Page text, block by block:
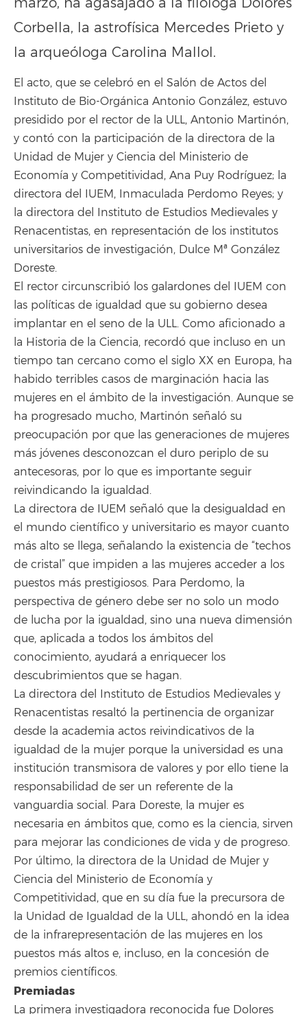
Corbella, la astrofísica Mercedes Prieto y
la arqueóloga Carolina Mallol.
El acto, que se celebró en el Salón de Actos del
Instituto de Bio-Orgánica Antonio González, estuvo
presidido por el rector de la ULL, Antonio Martinón,
y contó con la participación de la directora de la
Unidad de Mujer y Ciencia del Ministerio de
Economía y Competitividad, Ana Puy Rodríguez; la
directora del IUEM, Inmaculada Perdomo Reyes; y
la directora del Instituto de Estudios Medievales y
Renacentistas, en representación de los institutos
universitarios de investigación, Dulce Mª González
Doreste.
El rector circunscribió los galardones del IUEM con
las políticas de igualdad que su gobierno desea
implantar en el seno de la ULL. Como aficionado a
la Historia de la Ciencia, recordó que incluso en un
tiempo tan cercano como el siglo XX en Europa, ha
habido terribles casos de marginación hacia las
mujeres en el ámbito de la investigación. Aunque se
ha progresado mucho, Martinón señaló su
preocupación por que las generaciones de mujeres
más jóvenes desconozcan el duro periplo de su
antecesoras, por lo que es importante seguir
reivindicando la igualdad.
La directora de IUEM señaló que la desigualdad en
el mundo científico y universitario es mayor cuanto
más alto se llega, señalando la existencia de “techos
de cristal” que impiden a las mujeres acceder a los
puestos más prestigiosos. Para Perdomo, la
perspectiva de género debe ser no solo un modo
de lucha por la igualdad, sino una nueva dimensión
que, aplicada a todos los ámbitos del
conocimiento, ayudará a enriquecer los
descubrimientos que se hagan.
La directora del Instituto de Estudios Medievales y
Renacentistas resaltó la pertinencia de organizar
desde la academia actos reivindicativos de la
igualdad de la mujer porque la universidad es una
institución transmisora de valores y por ello tiene la
responsabilidad de ser un referente de la
vanguardia social. Para Doreste, la mujer es
necesaria en ámbitos que, como es la ciencia, sirven
para mejorar las condiciones de vida y de progreso.
Por último, la directora de la Unidad de Mujer y
Ciencia del Ministerio de Economía y
Competitividad, que en su día fue la precursora de
la Unidad de Igualdad de la ULL, ahondó en la idea
de la infrarepresentación de las mujeres en los
puestos más altos e, incluso, en la concesión de
premios científicos.
Premiadas
La primera investigadora reconocida fue Dolores